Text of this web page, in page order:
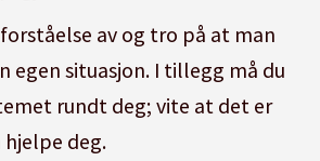
av og tro på at man
egen situasjon. I tillegg må du
rundt deg; vite at det er
hjelpe deg.